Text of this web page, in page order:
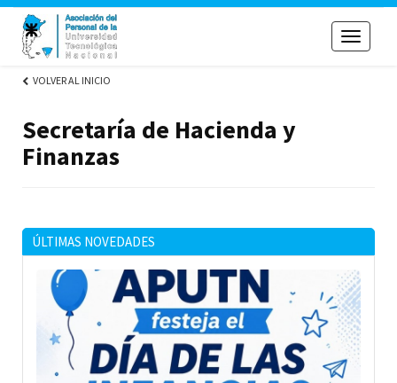
Toggle
VOLVER AL INICIO
Secretaría de Hacienda y
Finanzas
ÚLTIMAS NOVEDADES